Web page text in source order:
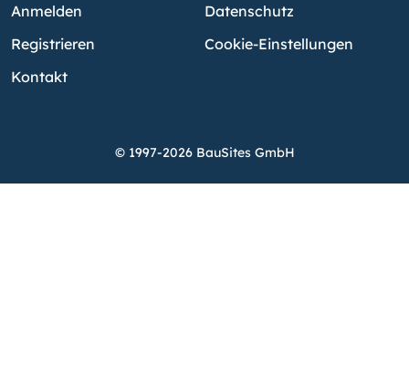
Anmelden
Registrieren
Kontakt
Datenschutz
Cookie-Einstellungen
© 1997-2026 BauSites GmbH